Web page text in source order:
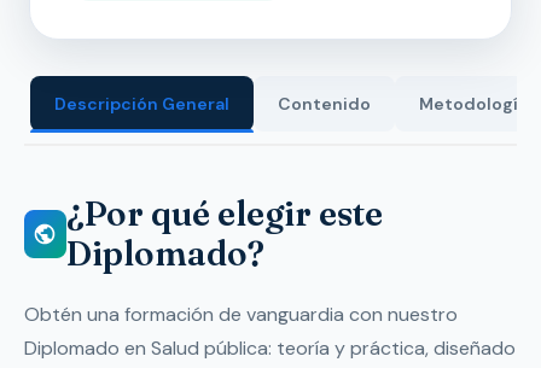
Descripción General Contenido Metodología
¿Por qué elegir este
Diplomado?
Obtén una formación de vanguardia con nuestro
Diplomado en Salud pública: teoría y práctica, diseñado